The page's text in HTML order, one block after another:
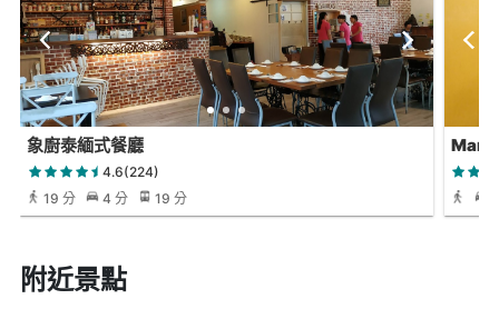
象廚泰緬式餐廳
4.6(224)
19 分
4 分 19 分
附近景點